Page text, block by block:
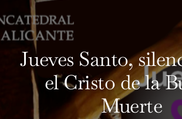
Jueves Santo,
el Cristo de la
Muerte